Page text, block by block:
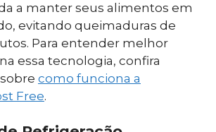
a manter seus alimentos em
evitando queimaduras de
Para entender melhor
essa tecnologia, confira
como funciona a
Free.